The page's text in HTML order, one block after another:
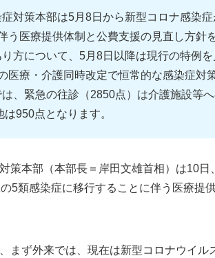
対策本部は5月8日から新型コロナ感染
う医療提供体制と公費支援の見直し方針
方について、5月8日以降は現行の特例
医療・介護同時改定で恒常的な感染症対
、緊急の往診（2850点）は介護施設等
950点となります。
策本部（本部長＝岸田文雄首相）は10日
5類感染症に移行することに伴う医療提
まず外来では、現在は新型コロナウイル